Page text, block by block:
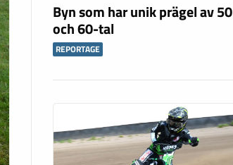
Byn som har unik prägel av 50
och 60-tal
REPORTAGE